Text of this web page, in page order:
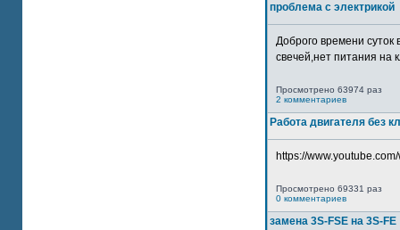
проблема с электрикой
Доброго времени суток
свечей,нет питания на
Просмотрено 63974 раз
2 комментариев
Работа двигателя без
https://
Просмотрено 69331 раз
0 комментариев
замена 3S-FSE на 3S-FE